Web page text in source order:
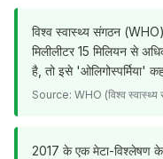
विश्व स्वास्थ्य संगठन
मिलीलीटर 15 मिलियन से
है, तो इसे 'ओलिगोस्पर्मिया'
Source: WHO (विश्व स्वास्थ्य
2017 के एक मेटा-विश्लेषण के